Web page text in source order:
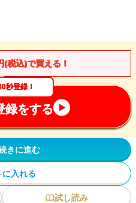
(税込)で買える！
秒登録！
録をする
きに進む
に入れる
試し読み